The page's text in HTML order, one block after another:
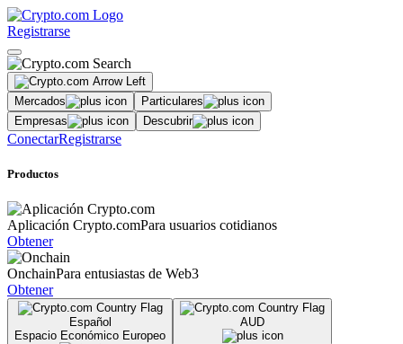
Registrarse
Mercados
Particulares
Empresas
Descubrir
ConectarRegistrarse
Productos
Aplicación Crypto.comPara usuarios cotidianos
Obtener
OnchainPara entusiastas de Web3
Obtener
Español
Espacio Económico Europeo
AUD